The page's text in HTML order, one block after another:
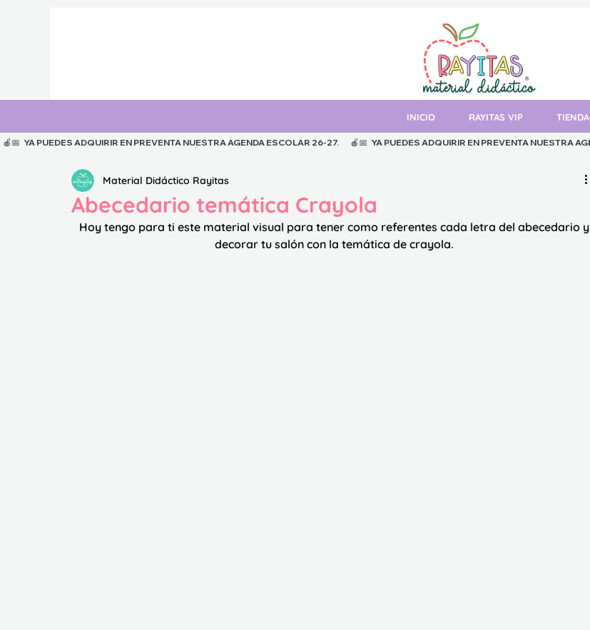
INICIO RAYITAS VIP TIENDA
  🍎📅   YA PUEDES ADQUIRIR EN PREVENTA NUESTRA AGENDA ESCOLAR 26-27.
Abecedario temática Crayola
Material Didáctico Rayitas
Hoy tengo para ti este material visual para tener como referentes cada letra del abecedario y
decorar tu salón con la temática de crayola.